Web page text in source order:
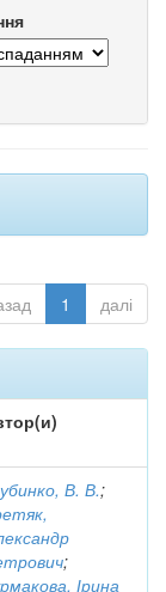
1 далі
В. В.;
;
Ірина